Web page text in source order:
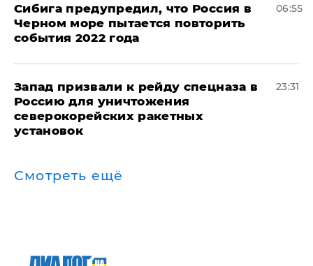
Сибига предупредил, что Россия в
Черном море пытается повторить
события 2022 года
06:55
Запад призвали к рейду спецназа в
Россию для уничтожения
северокорейских ракетных
установок
23:31
Смотреть ещё